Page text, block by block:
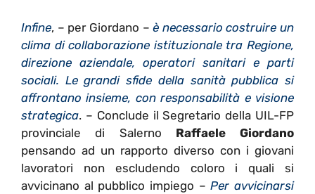
Infine, – per Giordano – è necessario costruire un
clima di collaborazione istituzionale tra Regione,
direzione aziendale, operatori sanitari e parti
sociali. Le grandi sfide della sanità pubblica si
affrontano insieme, con responsabilità e visione
strategica. – Conclude il Segretario della UIL-FP
provinciale di Salerno Raffaele Giordano
pensando ad un rapporto diverso con i giovani
lavoratori non escludendo coloro i quali si
avvicinano al pubblico impiego –Per avvicinarsi